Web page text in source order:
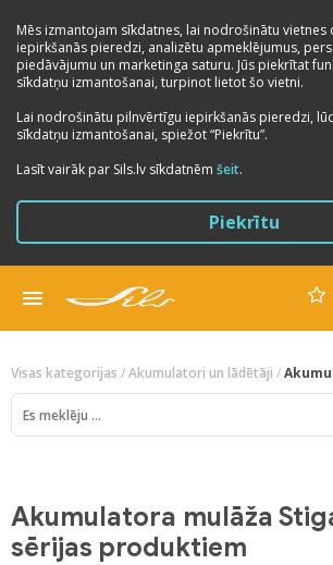
Mēs izmantojam sīkdatnes, lai nodrošinātu
iepirkšanās pieredzi, analizētu apmeklējumus,
piedāvājumu un marketinga saturu. Jūs piekrītat
sīkdatņu izmantošanai, turpinot lietot šo vietni.
Lai nodrošinātu pilnvērtīgu iepirkšanās pieredzi,
sīkdatņu izmantošanai, spiežot “Piekrītu”.
Lasīt vairāk par Sils.lv sīkdatnēm šeit.
Piekrītu
Visas kategorijas /Akumulatori un lādētāji /
Akumulatora mulāža
sērijas produktiem